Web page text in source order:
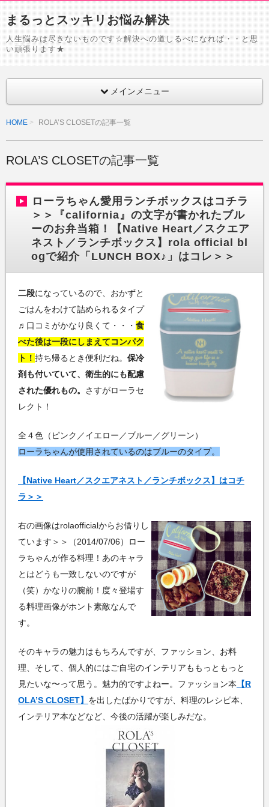
まるっとスッキリお悩み解決
人生悩みは尽きないものです☆解決への道しるべになれば・・と思
い頑張ります★
メインメニュー
HOME ROLA’S CLOSETの記事一覧
ROLA’S CLOSETの記事一覧
ローラちゃん愛用ランチボックスはコチラ
＞＞『california』の文字が書かれたブル
ーのお弁当箱！【Native Heart／スクエア
ネスト／ランチボックス】rola official bl
ogで紹介「LUNCH BOX♪」はコレ＞＞
二段になっているので、おかずと
ごはんをわけて詰められるタイプ
♬口コミがかなり良くて・・・ 食
べた後は一段にしまえてコンパク
ト！ 持ち帰るとき便利だね。 保冷
剤も付いていて、衛生的にも配慮
された優れもの。 さすがローラセ
レクト！
全４色（ピンク／イエロー／ブルー／グリーン）
ローラちゃんが使用されているのはブルーのタイプ。
【Native Heart／スクエアネスト／ランチボックス】はコチ
ラ＞＞
右の画像はrolaofficialからお借りし
ています＞＞（2014/07/06）ロー
ラちゃんが作る料理！あのキャラ
とはどうも一致しないのですが
（笑）かなりの腕前！度々登場す
る料理画像がホント素敵なんで
す。
そのキャラの魅力はもちろんですが、ファッション、お料
理、そして、個人的にはご自宅のインテリアももっともっと
見たいな〜って思う。魅力的ですよねー。ファッション本 【R
OLA’S CLOSET】 を出したばかりですが、料理のレシピ本、
インテリア本などなど、今後の活躍が楽しみだな。